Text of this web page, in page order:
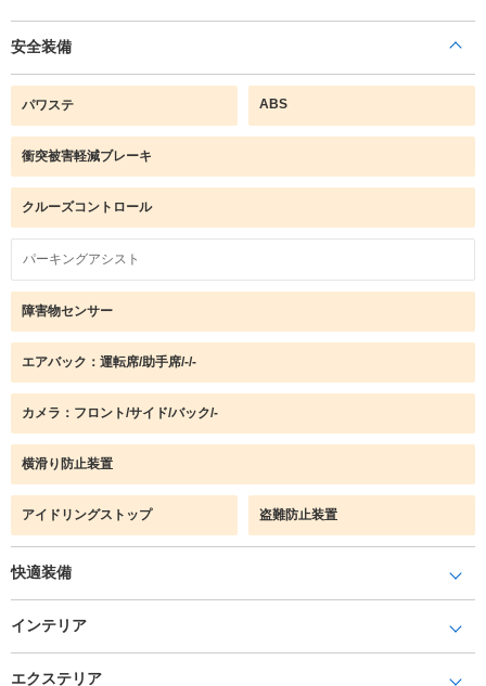
安全装備
パワステ ABS
衝突被害軽減ブレーキ
クルーズコントロール
パーキングアシスト
障害物センサー
エアバック：運転席/助手席/-/-
カメラ：フロント/サイド/バック/-
横滑り防止装置
アイドリングストップ 盗難防止装置
快適装備
インテリア
エクステリア